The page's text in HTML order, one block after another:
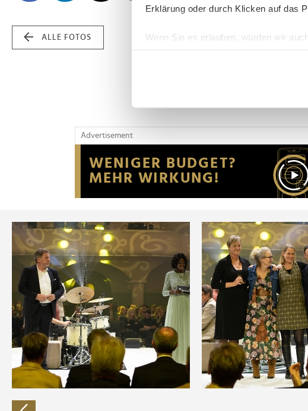
Erklärung oder durch Klicken auf das
Wenn Sie es erlauben, würden wir
Erfahren Sie mehr darüber, wie Ihre
Wir verwenden Cookies, um Inhalte
Website an unsere Partner für soziale
möglicherweise mit weiteren Daten
der Dienste gesammelt haben.
ALLE FOTOS
Advertisement